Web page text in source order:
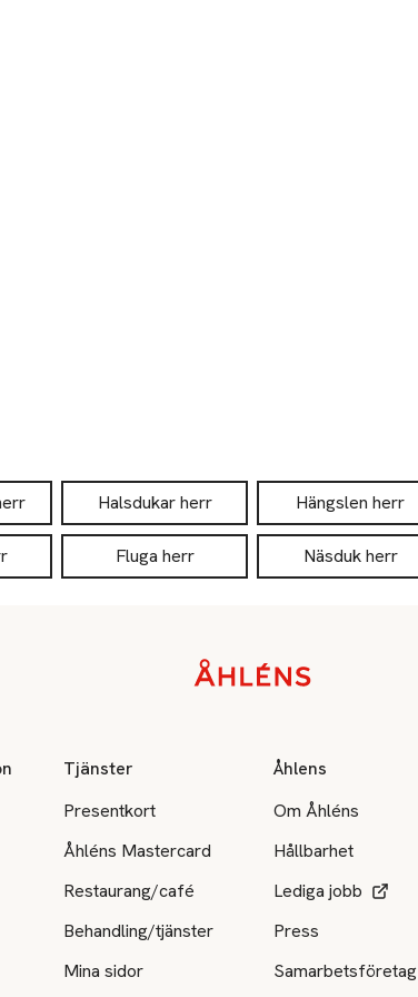
Halsdukar herr Hängslen herr
Fluga herr Näsduk herr
Tjänster
Presentkort
Åhléns Mastercard
Restaurang/café
Behandling/tjänster
Mina sidor
Åhlens
Om Åhléns
Hållbarhet
Lediga jobb
Press
Samarbetsföretag